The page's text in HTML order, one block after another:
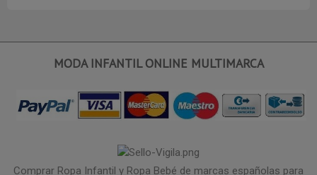
MODA INFANTIL ONLINE MULTIMARCA
Comprar Ropa Infantil y Ropa Bebé de marcas españolas para